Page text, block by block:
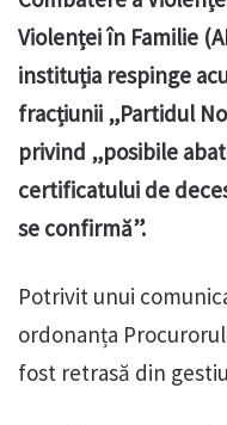
Violenței în Familie
instituția respinge
fracțiunii „Partidul
privind „posibile
certificatului de
se confirmă”.
Potrivit unui
ordonanța
fost retrasă din